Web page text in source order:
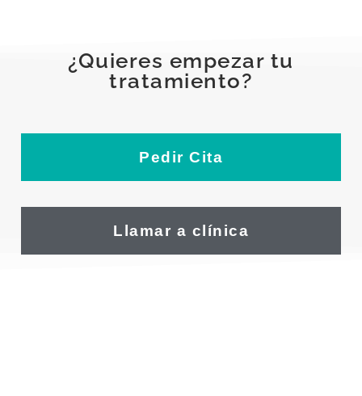
¿Quieres empezar tu
tratamiento?
Pedir Cita
Llamar a clínica